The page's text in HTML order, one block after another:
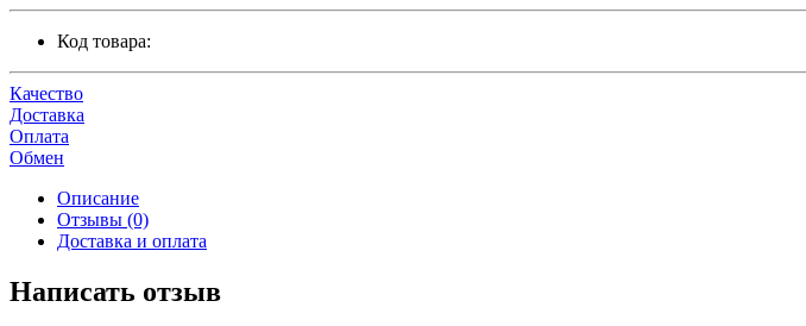
Код товара:
Качество
Доставка
Оплата
Обмен
Описание
Отзывы (0)
Доставка и оплата
Написать отзыв